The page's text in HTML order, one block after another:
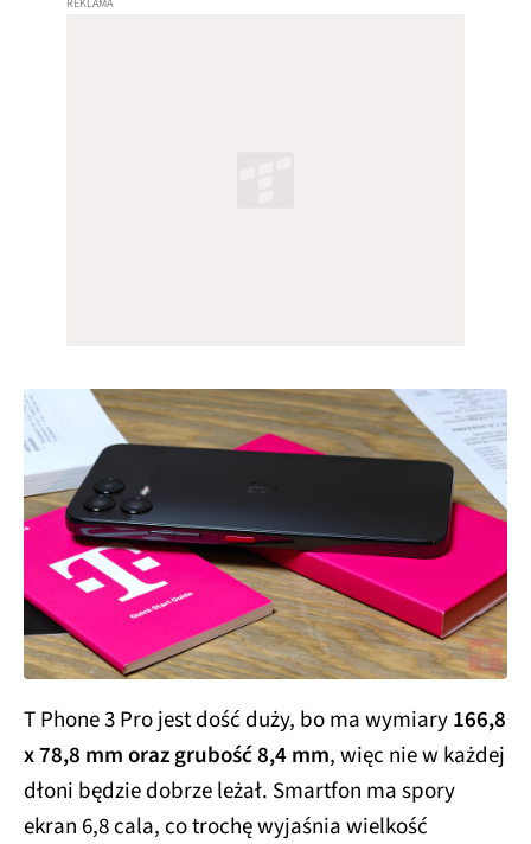
T Phone 3 Pro jest dość duży, bo ma wymiary166,8
x 78,8 mm oraz grubość 8,4 mm, więc nie w każdej
dłoni będzie dobrze leżał. Smartfon ma spory
ekran 6,8 cala, co trochę wyjaśnia wielkość